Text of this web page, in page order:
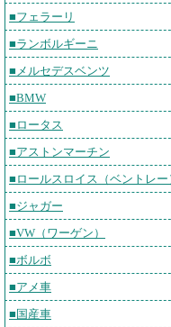
■フェラーリ
■ランボルギーニ
■メルセデスベンツ
■BMW
■ロータス
■アストンマーチン
■ロールスロイス（ベントレー
■ジャガー
■VW（ワーゲン）
■ボルボ
■アメ車
■国産車